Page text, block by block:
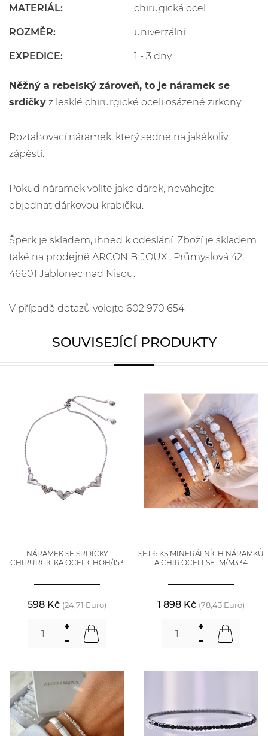
MATERIÁL: chirugická ocel
ROZMĚR: univerzální
EXPEDICE: 1 - 3 dny
Něžný a rebelský zároveň, to je náramek se
srdíčky z lesklé chirurgické oceli osázené zirkony.
Roztahovací náramek, který sedne na jakékoliv
zápěstí.
Pokud náramek volíte jako dárek, neváhejte
objednat dárkovou krabičku.
Šperk je skladem, ihned k odeslání. Zboží je skladem
také na prodejně ARCON BIJOUX , Průmyslová 42,
46601 Jablonec nad Nisou.
V případě dotazů volejte 602 970 654
SOUVISEJÍCÍ PRODUKTY
NÁRAMEK SE SRDÍČKY
CHIRURGICKÁ OCEL CHOH/153
598 Kč (24,71 Euro)
SET 6 KS MINERÁLNÍCH NÁRAMKŮ
A CHIR.OCELI SETM/M334
1 898 Kč (78,43 Euro)